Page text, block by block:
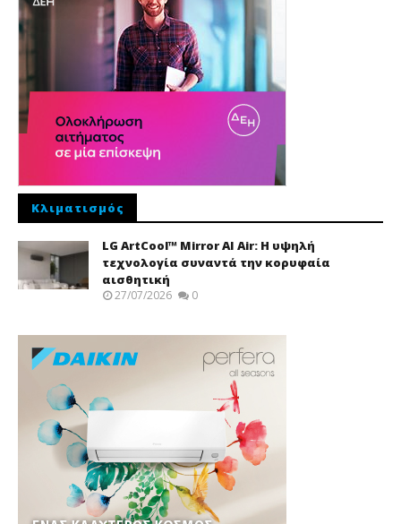
Κλιματισμός
LG ArtCool™ Mirror AI Air: Η υψηλή
τεχνολογία συναντά την κορυφαία
αισθητική
27/07/2026 0